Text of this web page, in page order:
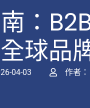
：
球品
04-03 作者：